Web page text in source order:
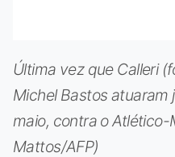
Última vez que Calleri
Michel Bastos atuaram
maio, contra o Atlético-
Mattos/AFP)